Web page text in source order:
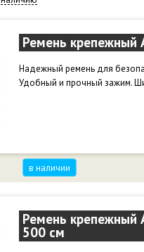
Ремень
Надежный ремень для
Удобный и прочный зажим.
в наличии
Ремень крепежный
500 см